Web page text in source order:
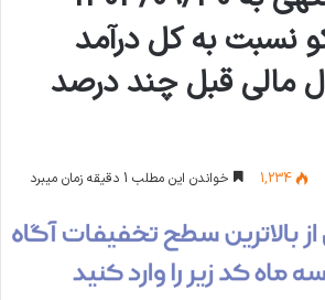
نسبت به كل درآمد
مالی قبل چند درصد
1,234 خواندن این مطلب 1 دقیقه زمان میبرد